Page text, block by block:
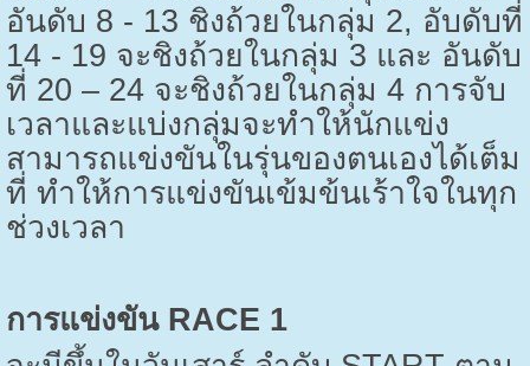
อันดับ 8 - 13 ชิงถ้วยในกลุ่ม 2, อับดับที่
14 - 19 จะชิงถ้วยในกลุ่ม 3 และ อันดับ
ที่ 20 – 24 จะชิงถ้วยในกลุ่ม 4 การจับ
เวลาและแบ่งกลุ่มจะทำให้นักแข่ง
สามารถแข่งขันในรุ่นของตนเองได้เต็ม
ที่ ทำให้การแข่งขันเข้มข้นเร้าใจในทุก
ช่วงเวลา
การแข่งขัน RACE 1